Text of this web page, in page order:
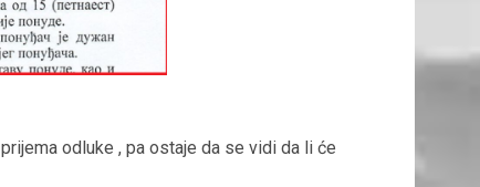
odluke , pa ostaje da se vidi da li će